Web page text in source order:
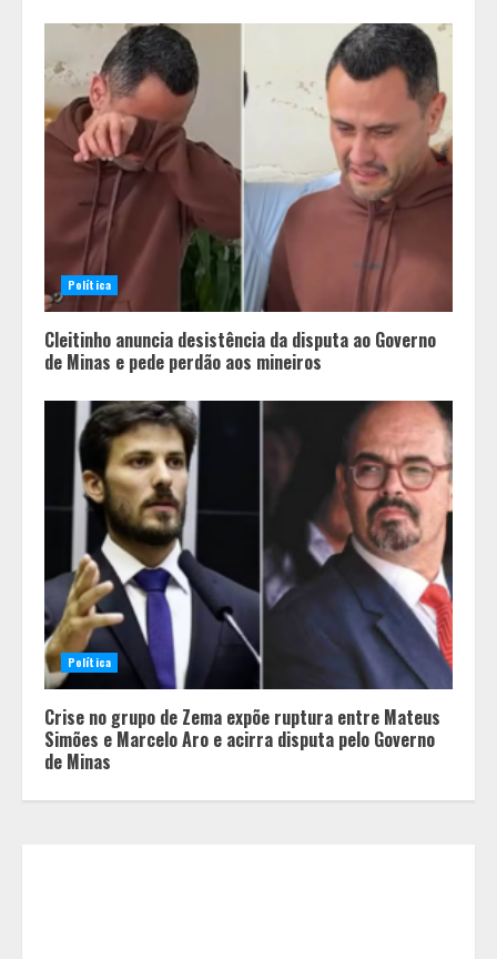
Política
Cleitinho anuncia desistência da disputa ao Governo
de Minas e pede perdão aos mineiros
Política
Crise no grupo de Zema expõe ruptura entre Mateus
Simões e Marcelo Aro e acirra disputa pelo Governo
de Minas
2
Em ato pelo fim do feminicídio,
Cristo Redentor se iluminou na cor
laranja
A ordem dos alimentos importa.
Mas nem sempre da mesma forma